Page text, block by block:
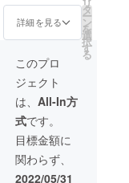
載不要
の場合
要」と
くださ
い。
イズを
お選び
シア
ター・
エンヤ
ペア鑑
賞券 ・
ホーム
ページ
にお名
前記
載 ※
い。
https://i
karatsu
.jp/staff
#yakuin
02 ※日
帰りで
行けな
い場所
につい
ては、
別途宿
泊交通
ケット
※利用日
3か月前
までに
ご連絡
をお願
いいた
しま
す。 ※
シート
の取り
外しは
出来ま
せん。
詳細を見る
タ
ー
ン
を
選
択
す
る
このプロ
ジェクト
は、 All-In方
式です。
目標金額に
関わらず、
2022/05/31